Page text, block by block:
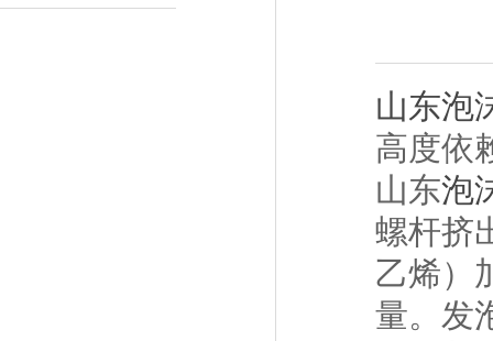
山东泡
高度依
山东泡
螺杆挤
乙烯）
量。发